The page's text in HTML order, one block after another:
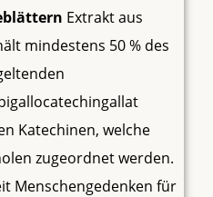
Extrakt aus
mindestens 50 % des
Katechinen, welche
zugeordnet werden.
Menschengedenken für